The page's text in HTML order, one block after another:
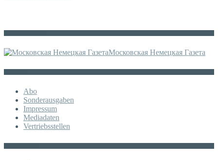
Московская Немецкая Газета
Abo
Sonderausgaben
Impressum
Mediadaten
Vertriebsstellen